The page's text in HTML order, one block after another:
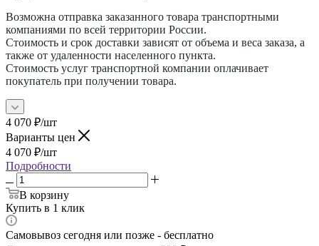
Возможна отправка заказанного товара транспортными
компаниями по всей территории России.
Стоимость и срок доставки зависят от объема и веса заказа, а
также от удаленности населенного пункта.
Стоимость услуг транспортной компании оплачивает
покупатель при получении товара.
4 070 ₽/шт
Варианты цен
4 070 ₽/шт
Подробности
В корзину
Купить в 1 клик
Самовывоз сегодня или позже - бесплатно